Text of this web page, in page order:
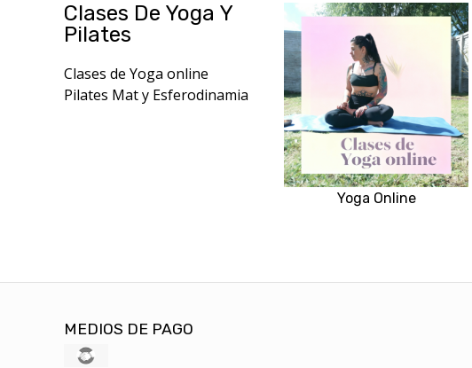
Clases De Yoga Y
Pilates
Clases de Yoga online
Pilates Mat y Esferodinamia
Yoga Online
MEDIOS DE PAGO